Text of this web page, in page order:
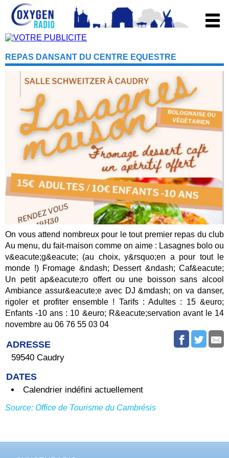
REPAS DANSANT DU CENTRE EQUESTRE
On vous attend nombreux pour le tout premier repas du club
Au menu, du fait-maison comme on aime : Lasagnes bolo ou
v&eacute;g&eacute; (au choix, y&rsquo;en a pour tout le
monde !) Fromage &ndash; Dessert &ndash; Caf&eacute;
Un petit ap&eacute;ro offert ou une boisson sans alcool
Ambiance assur&eacute;e avec DJ &mdash; on va danser,
rigoler et profiter ensemble ! Tarifs : Adultes : 15 &euro;
Enfants -10 ans : 10 &euro; R&eacute;servation avant le 14
novembre au 06 76 55 03 04
ADRESSE
59540 Caudry
DATES
Calendrier indéfini actuellement
Source: Office de Tourisme du Cambrésis